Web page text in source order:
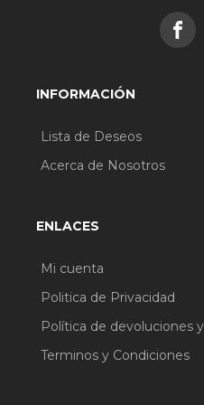
INFORMACIÓN
Lista de Deseos
Acerca de Nosotros
ENLACES
Mi cuenta
Politica de Privacidad
Política de devoluciones
Terminos y Condiciones